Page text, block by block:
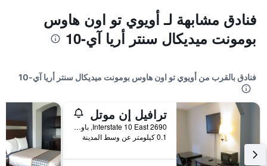
فنادق مشابهة لـ أويوي تو اون هاوس
بومونت ميديكال سنتر أريا آي-10
فنادق بالقرب من أويوي تو اون هاوس بومونت ميديكال سنتر أريا آي-10
ترافيل إن موتل
2690 Interstate 10 East, باومونت (تكساس), TX, الولايات المتحدة الأميريكية
0.1 كيلومتر عن وسط المدينة